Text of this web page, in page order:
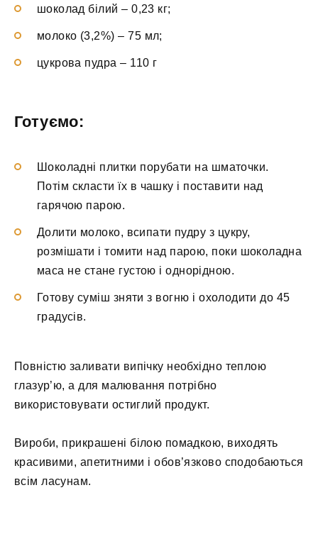
шоколад білий – 0,23 кг;
молоко (3,2%) – 75 мл;
цукрова пудра – 110 г
Готуємо:
Шоколадні плитки порубати на шматочки.
Потім скласти їх в чашку і поставити над
гарячою парою.
Долити молоко, всипати пудру з цукру,
розмішати і томити над парою, поки шоколадна
маса не стане густою і однорідною.
Готову суміш зняти з вогню і охолодити до 45
градусів.
Повністю заливати випічку необхідно теплою
глазур’ю, а для малювання потрібно
використовувати остиглий продукт.
Вироби, прикрашені білою помадкою, виходять
красивими, апетитними і обов’язково сподобаються
всім ласунам.